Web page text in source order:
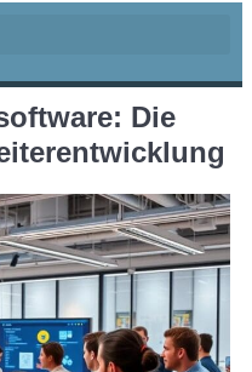
Die